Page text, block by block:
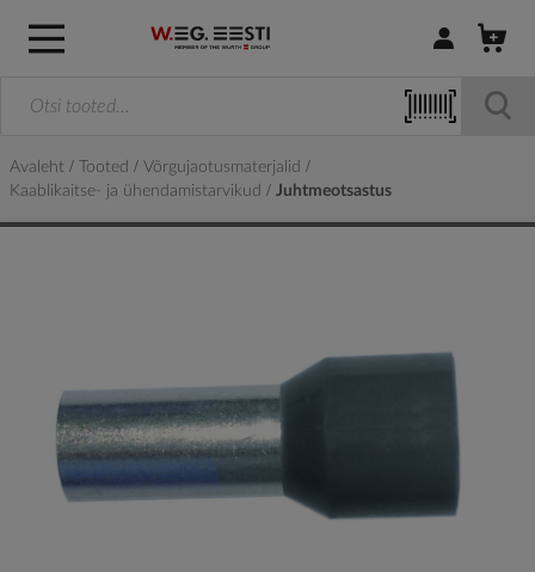
Logi sisse /
Avaleht Tooted
Võrgujaotusmaterjalid
Kaablikaitse- ja ühendamistarvikud
Juhtmeotsastus
images
gallery